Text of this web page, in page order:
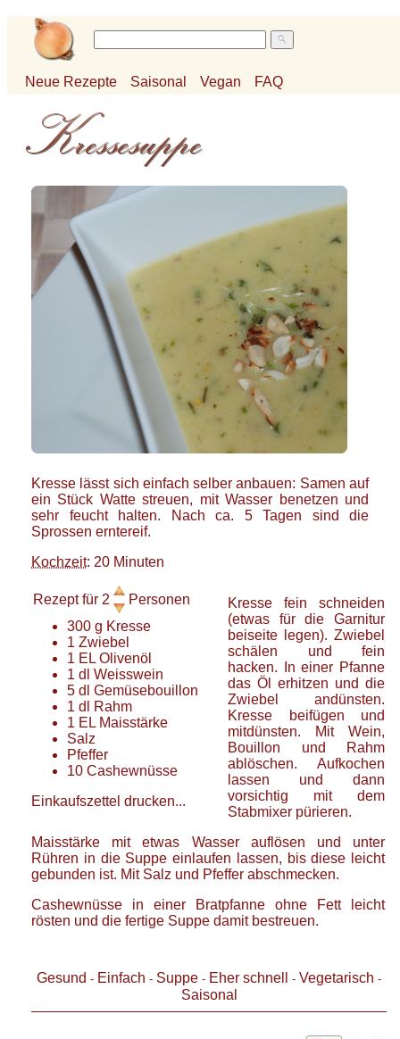
Neue Rezepte Saisonal Vegan FAQ
Kresse lässt sich einfach selber anbauen: Samen auf
ein Stück Watte streuen, mit Wasser benetzen und
sehr feucht halten. Nach ca. 5 Tagen sind die
Sprossen erntereif.
Kochzeit: 20 Minuten
Rezept für 2
Personen
300 g Kresse
1 Zwiebel
1 EL Olivenöl
1 dl Weisswein
5 dl Gemüsebouillon
1 dl
Rahm
1 EL Maisstärke
Salz
Pfeffer
10 Cashewnüsse
Einkaufszettel drucken...
Kresse fein schneiden
(etwas für die Garnitur
beiseite legen). Zwiebel
schälen und fein
hacken. In einer Pfanne
das Öl erhitzen und die
Zwiebel andünsten.
Kresse beifügen und
mitdünsten. Mit Wein,
Bouillon und Rahm
ablöschen. Aufkochen
lassen und dann
vorsichtig mit dem
Stabmixer pürieren.
Maisstärke mit etwas Wasser auflösen und unter
Rühren in die Suppe einlaufen lassen, bis diese leicht
gebunden ist. Mit Salz und Pfeffer abschmecken.
Cashewnüsse in einer Bratpfanne ohne Fett leicht
rösten und die fertige Suppe damit bestreuen.
Gesund - Einfach - Suppe - Eher schnell - Vegetarisch -
Saisonal